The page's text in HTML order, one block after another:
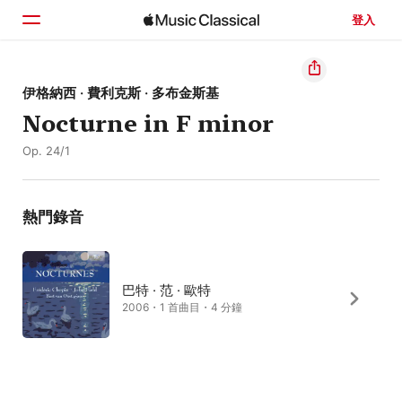
登入
首頁
瀏覽
伊格納西 · 費利克斯 · 多布金斯基
Nocturne in F minor
Op. 24/1
熱門錄音
巴特 · 范 · 歐特
2006・1 首曲目・4 分鐘